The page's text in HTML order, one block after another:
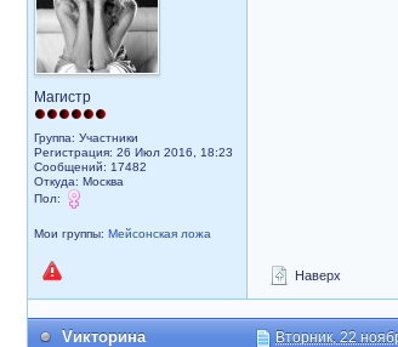
Магистр
Группа: Участники
Регистрация: 26 Июл 2016, 18:23
Сообщений: 17482
Откуда: Москва
Пол:
Мои группы: Мейсонская ложа
Наверх
Vикторина Вторник, 22